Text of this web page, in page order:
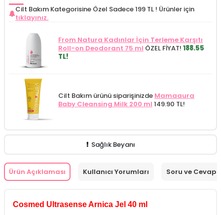
Cilt Bakım Kategorisine Özel Sadece 199 TL ! Ürünler için
tıklayınız.
From Natura Kadınlar İçin Terleme Karşıtı
Roll-on Deodorant 75 ml ÖZEL FİYAT! 188.55
TL!
Cilt Bakım ürünü siparişinizde Mamaaura
Baby Cleansing Milk 200 ml 149.90 TL!
Sağlık Beyanı
Ürün Açıklaması Kullanıcı Yorumları Soru ve Cevap
Cosmed Ultrasense Arnica Jel 40 ml